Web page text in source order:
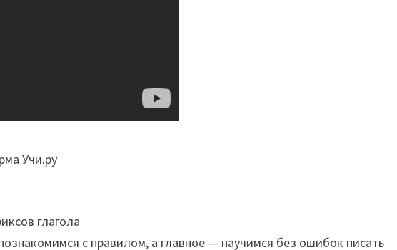
Учи.ру
глагола
с правилом, а главное — научимся без ошибок писать